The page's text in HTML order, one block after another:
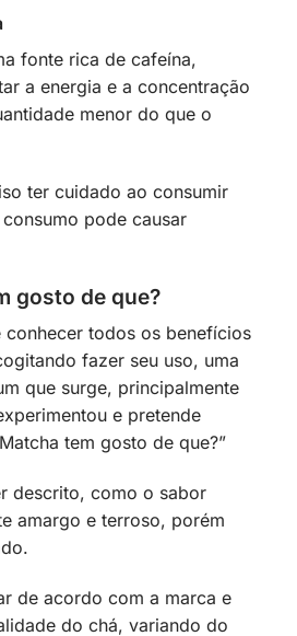
fonte rica de cafeína,
a energia e a concentração
menor do que o
ter cuidado ao consumir
pode causar
gosto de que?
conhecer todos os benefícios
fazer seu uso, uma
que surge, principalmente
e pretende
tem gosto de que?”
descrito, como o sabor
amargo e terroso, porém
de acordo com a marca e
do chá, variando do